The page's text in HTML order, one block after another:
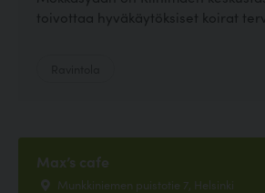
toivottaa hyväkäytöksiset koirat
Max’s cafe
Munkkiniemen puistotie 7, Helsinki